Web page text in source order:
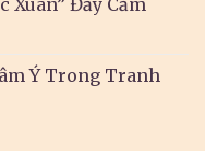
Xuân” Đầy Cảm
Ý Trong Tranh